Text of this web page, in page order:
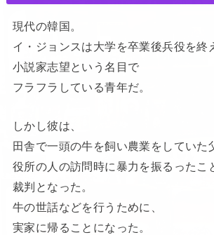
現代の韓国。
イ・ジョンスは大学を卒業後兵役を終
小説家志望という名目で
フラフラしている青年だ。
しかし彼は、
田舎で一頭の牛を飼い農業をしていた
役所の人の訪問時に暴力を振るったこ
裁判となった。
牛の世話などを行うために、
実家に帰ることになった。